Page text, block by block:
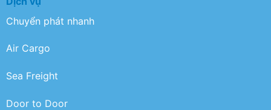
Chuyển phát nhanh
Air Cargo
Sea Freight
Door to Door